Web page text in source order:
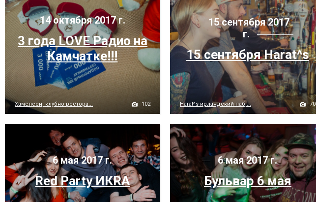
14 октября 2017 г.
3 года LOVE Радио на
Камчатке!!!
Хамелеон, клубно-рестора... 102
15 сентября 2017
г.
15 сентября Harat^s
Harat^s ирландский паб,... 70
6 мая 2017 г.
Red Party ИКRA
6 мая 2017 г.
Бульвар 6 мая